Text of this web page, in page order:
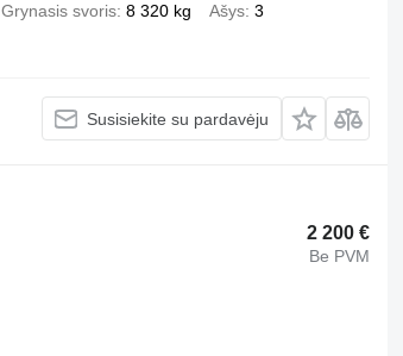
Grynasis svoris 8 320 kg Ašys 3
Susisiekite su pardavėju
2 200 €
Be PVM